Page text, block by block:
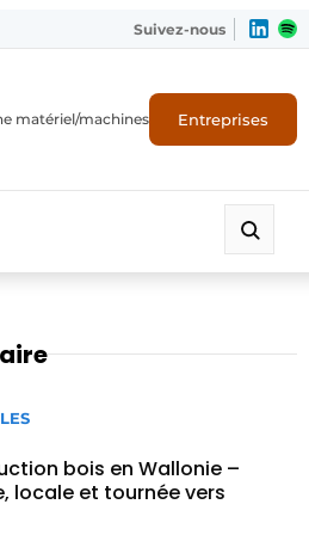
Suivez-nous
matériel/machines Entreprises
bois en Wallonie –
locale et tournée vers